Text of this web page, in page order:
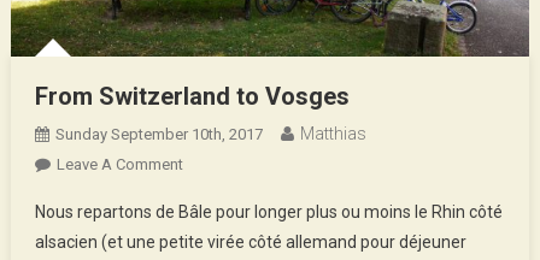
From Switzerland to Vosges
Sunday September 10th, 2017 Matthias
Leave A CommentOn
Switzerland
To
Nous repartons de Bâle pour longer plus ou moins le Rhin côté
alsacien (et une petite virée côté allemand pour déjeuner